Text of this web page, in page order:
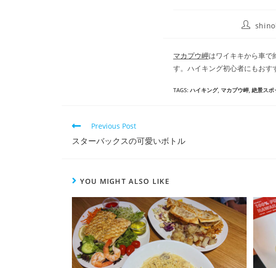
マカプウ岬はワイキキから車
す。ハイキング初心者にもおす
TAGS: ハイキング, マカプウ岬, 絶景スポ
Previous Post
スターバックスの可愛いボトル
YOU MIGHT ALSO LIKE